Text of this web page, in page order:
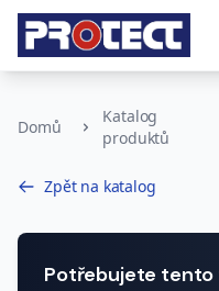
Domů
Katalog
produktů
Zpět na katalog
Potřebujete